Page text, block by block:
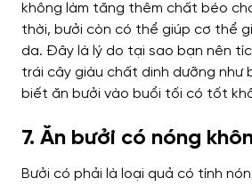
không làm tăng thêm chất béo
thời, bưởi còn có thể giúp cơ thể
da. Đây là lý do tại sao bạn nên
trái cây giàu chất dinh dưỡng như
biết ăn bưởi vào buổi tối có tốt
7. Ăn bưởi có nóng
Bưởi có phải là loại quả có tính